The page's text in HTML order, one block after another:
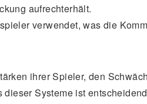
aufrechterhält.
verwendet, was die
ihrer Spieler, den
Systeme ist